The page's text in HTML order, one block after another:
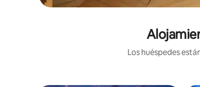
Los huéspedes